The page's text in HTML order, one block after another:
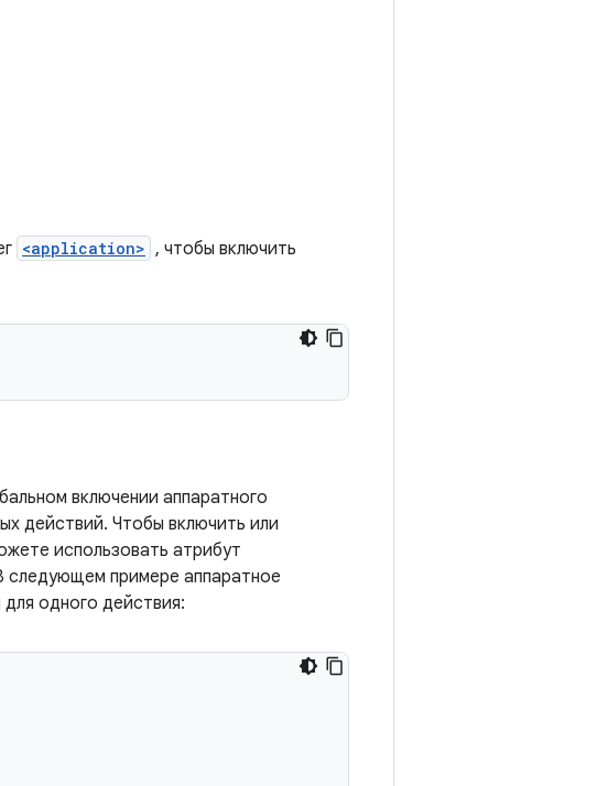
<application> , чтобы включить
включении аппаратного
действий. Чтобы включить или
использовать атрибут
следующем примере аппаратное
одного действия: